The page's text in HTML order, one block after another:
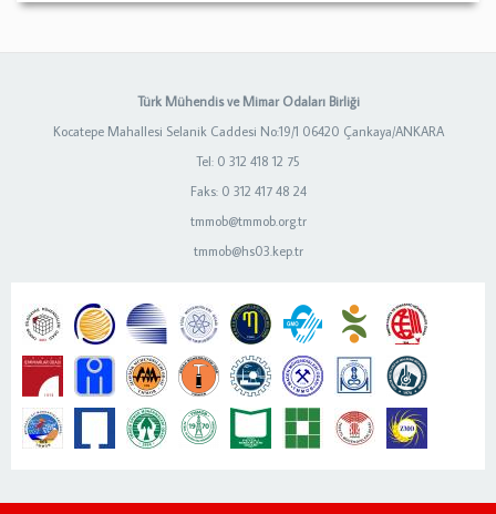
Türk Mühendis ve Mimar Odaları Birliği
Kocatepe Mahallesi Selanik Caddesi No:19/1 06420 Çankaya/ANKARA
Tel: 0 312 418 12 75
Faks: 0 312 417 48 24
tmmob@tmmob.org.tr
tmmob@hs03.kep.tr